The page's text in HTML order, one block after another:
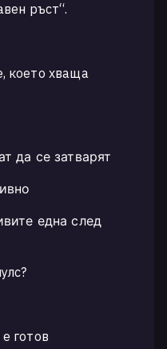
ръст“.
което хваща
да се затварят
една след
готов